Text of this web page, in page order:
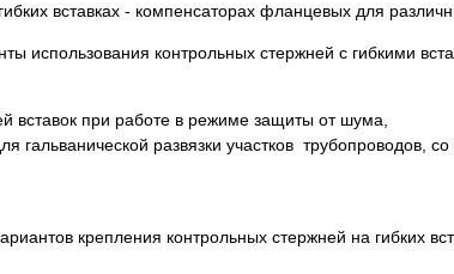
вставках - компенсаторах фланцевых для
использования контрольных стержней с гибкими
вставок при работе в режиме защиты от шума,
гальванической развязки участков трубопроводов,
крепления контрольных стержней на гибких